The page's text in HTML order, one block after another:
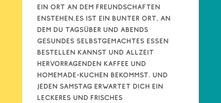
Ein Ort an dem Freundschaften
enstehen.Es ist ein bunter Ort, an
dem du tagsüber und abends
gesundes selbstgemachtes Essen
bestellen kannst und allzeit
hervorragenden Kaffee und
Homemade-Kuchen bekommst. Und
jeden Samstag erwartet Dich ein
leckeres und frisches